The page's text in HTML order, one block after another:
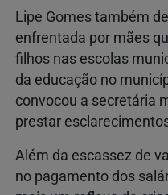
Lipe Gomes também
enfrentada por mães
filhos nas escolas
da educação no
convocou a secretária
prestar
Além da escassez de
no pagamento dos